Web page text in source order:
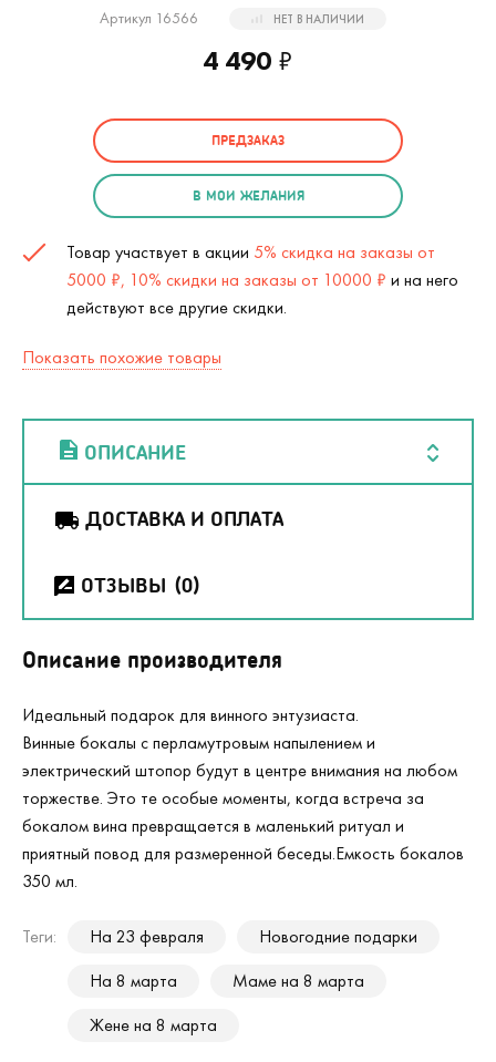
Артикул 16566 НЕТ В НАЛИЧИИ
4 490 ₽
ПРЕДЗАКАЗ
В МОИ ЖЕЛАНИЯ
Товар участвует в акции 5% скидка на заказы от
5000 ₽, 10% скидки на заказы от 10000 ₽ и на него
действуют все другие скидки.
Показать похожие товары
ОПИСАНИЕ
ДОСТАВКА И ОПЛАТА
ОТЗЫВЫ (0)
Описание производителя
Идеальный подарок для винного энтузиаста.
Винные бокалы с перламутровым напылением и
электрический штопор будут в центре внимания на любом
торжестве. Это те особые моменты, когда встреча за
бокалом вина превращается в маленький ритуал и
приятный повод для размеренной беседы.Емкость бокалов
350 мл.
Теги: На 23 февраля
Новогодние подарки
На 8 марта
Маме на 8 марта
Жене на 8 марта